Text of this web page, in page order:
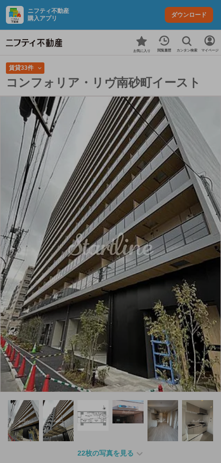
ニフティ不動産
購入アプリ
ダウンロード
お気に入り 閲覧履歴 カンタン検索 マイページ
賃貸33件
コンフォリア・リヴ南砂町イースト
22枚の写真を見る